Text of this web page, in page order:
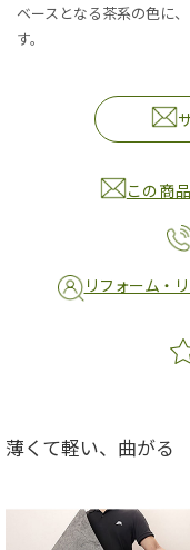
ベースとなる茶系の色に
す。
この商
リフォーム・
薄くて軽い、曲がる